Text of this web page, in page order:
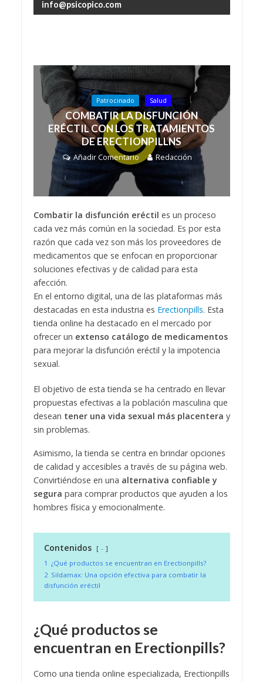
info@psicopico.com
Patrocinado Salud
COMBATIR LA DISFUNCIÓN
ERÉCTIL CON LOS TRATAMIENTOS
DE ERECTIONPILLNS
Añadir Comentario Redacción
Combatir la disfunción eréctil es un proceso
cada vez más común en la sociedad. Es por esta
razón que cada vez son más los proveedores de
medicamentos que se enfocan en proporcionar
soluciones efectivas y de calidad para esta
afección.
En el entorno digital, una de las plataformas más
destacadas en esta industria es Erectionpills. Esta
tienda online ha destacado en el mercado por
ofrecer un extenso catálogo de medicamentos
para mejorar la disfunción eréctil y la impotencia
sexual.
El objetivo de esta tienda se ha centrado en llevar
propuestas efectivas a la población masculina que
desean tener una vida sexual más placentera y
sin problemas.
Asimismo, la tienda se centra en brindar opciones
de calidad y accesibles a través de su página web.
Convirtiéndose en una alternativa confiable y
segura para comprar productos que ayuden a los
hombres física y emocionalmente.
Contenidos
-
1 ¿Qué productos se encuentran en Erectionpills?
2 Sildamax: Una opción efectiva para combatir la
disfunción eréctil
¿Qué productos se
encuentran en Erectionpills?
Como una tienda online especializada, Erectionpills